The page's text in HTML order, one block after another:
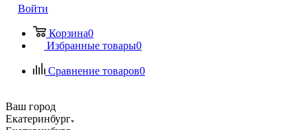
Войти
Корзина0
Избранные товары0
Сравнение товаров0
Ваш город
Екатеринбург